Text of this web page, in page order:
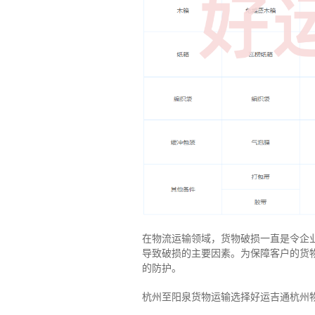
在物流运输领域，货物破损一直是令
导致破损的主要因素。为保障客户的
的防护。
杭州至阳泉货物运输选择好运吉通杭州